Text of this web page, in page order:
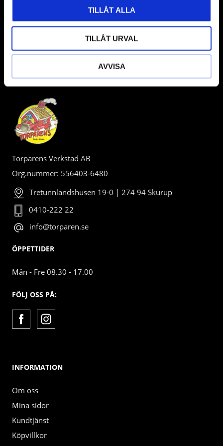
TILLÅT ALLA
TILLÅT URVAL
AVVISA
BUTIK
Torparens Verkstad AB
Org.nummer: 556403-6480
Tretunnlandshusen 19-0 | 274 94 Skurup
0410-222 22
info@torparen.se
ÖPPETTIDER
Mån - Fre 08.30 - 17.00
FÖLJ OSS PÅ:
INFORMATION
Om oss
Mina sidor
Kundtjänst
Köpvillkor